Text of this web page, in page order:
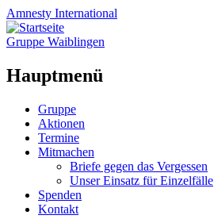
Amnesty International
Gruppe Waiblingen
Hauptmenü
Zum
Inhalt
springen
Gruppe
Aktionen
Termine
Mitmachen
Briefe gegen das Vergessen
Unser Einsatz für Einzelfälle
Spenden
Kontakt